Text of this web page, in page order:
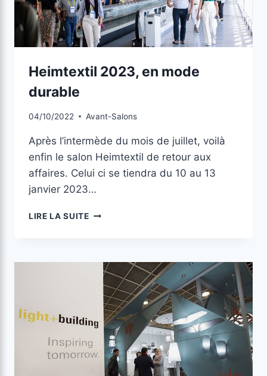
Heimtextil 2023, en mode
durable
04/10/2022 Avant-Salons
Après l’intermède du mois de juillet, voilà
enfin le salon Heimtextil de retour aux
affaires. Celui ci se tiendra du 10 au 13
janvier 2023…
LIRE LA SUITE